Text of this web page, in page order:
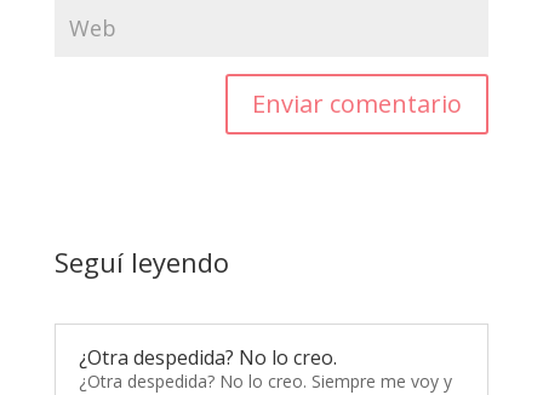
Enviar comentario
Seguí leyendo
¿Otra despedida? No lo creo.
¿Otra despedida? No lo creo. Siempre me voy y